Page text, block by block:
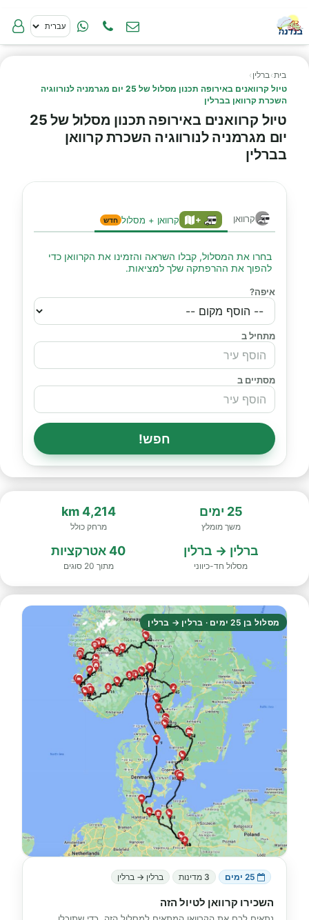
בית›ברלין ›
טיול קרוואנים באירופה תכנון מסלול של 25 יום מגרמניה לנורווגיה
השכרת קרוואן בברלין
טיול קרוואנים באירופה תכנון מסלול של 25
יום מגרמניה לנורווגיה השכרת קרוואן
בברלין
קרוואן + קרוואן + מסלול חדש
בחרו את המסלול, קבלו השראה והזמינו את הקרוואן כדי
להפוך את ההרפתקה שלך למציאות.
איפה?
מתחיל ב
מסתיים ב
חפש!
25 ימים
משך מומלץ
4,214 km
מרחק כולל
ברלין → ברלין
מסלול חד-כיווני
40 אטרקציות
מתוך 20 סוגים
מסלול בן 25 ימים · ברלין → ברלין
3 מדינות ברלין → ברלין
השכירו קרוואן לטיול הזה